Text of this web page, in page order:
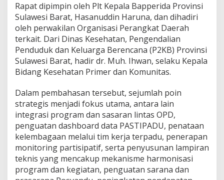
a
n
t
u
n
t
i
n
d
a
n
K
e
m
i
s
k
Rapat dipimpin oleh Plt Kepala Bapperida Provinsi
Sulawesi Barat, Hasanuddin Haruna, dan dihadiri
oleh perwakilan Organisasi Perangkat Daerah
terkait. Dari Dinas Kesehatan, Pengendalian
Penduduk dan Keluarga Berencana (P2KB) Provinsi
Sulawesi Barat, hadir dr. Muh. Ihwan, selaku Kepala
Bidang Kesehatan Primer dan Komunitas.
Dalam pembahasan tersebut, sejumlah poin
strategis menjadi fokus utama, antara lain
integrasi program dan sasaran lintas OPD,
penguatan dashboard data PASTIPADU, penataan
kelembagaan melalui tim kerja terpadu, penerapan
monitoring partisipatif, serta penyusunan lampiran
teknis yang mencakup mekanisme harmonisasi
program dan kegiatan, penguatan sarana dan